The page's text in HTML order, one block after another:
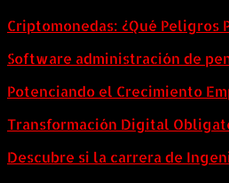
Criptomonedas: ¿Qué Peligros
Software administración de
Potenciando el Crecimiento
Transformación Digital
Descubre si la carrera de